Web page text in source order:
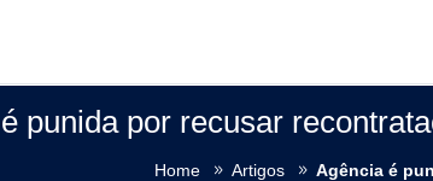
punida por recusar
Home Artigos Agência é